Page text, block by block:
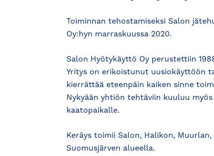
Toiminnan tehostamiseksi Salon
Oy:hyn marraskuussa 2020.
Salon Hyötykäyttö Oy perustettiin
Yritys on erikoistunut uusiokäyttöön
kierrättää eteenpäin kaiken sinne
Nykyään yhtiön tehtäviin kuuluu
kaatopaikalle.
Keräys toimii Salon, Halikon,
Suomusjärven alueella.